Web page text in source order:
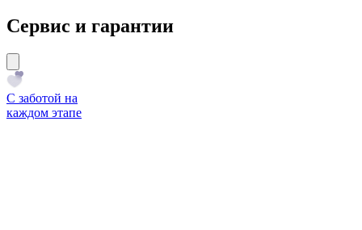
Сервис и гарантии
С заботой на
каждом этапе